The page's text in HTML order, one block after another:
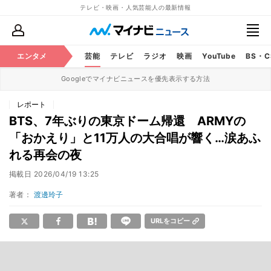
テレビ・映画・人気芸能人の最新情報
エンタメ 芸能 テレビ ラジオ 映画 YouTube BS・
Googleでマイナビニュースを優先表示する方法
レポート
BTS、7年ぶりの東京ドーム帰還 ARMYの
「おかえり」と11万人の大合唱が響く…涙あふ
れる再会の夜
掲載日 2026/04/19 13:25
著者： 渡邊玲子
URLをコピー